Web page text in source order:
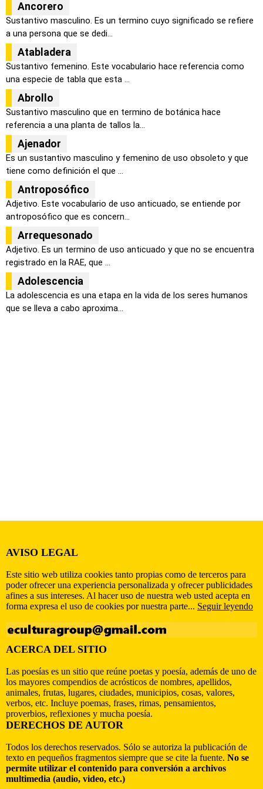
Ancorero
Sustantivo masculino. Es un termino cuyo significado se refiere
a una persona que se dedi...
Atabladera
Sustantivo femenino. Este vocabulario hace referencia como
una especie de tabla que esta ...
Abrollo
Sustantivo masculino que en termino de botánica hace
referencia a una planta de tallos la...
Ajenador
Es un sustantivo masculino y femenino de uso obsoleto y que
tiene como definición el que ...
Antroposófico
Adjetivo. Este vocabulario de uso anticuado, se entiende por
antroposófico que es concern...
Arrequesonado
Adjetivo. Es un termino de uso anticuado y que no se encuentra
registrado en la RAE, que ...
Adolescencia
La adolescencia es una etapa en la vida de los seres humanos
que se lleva a cabo aproxima...
AVISO LEGAL
Este sitio web utiliza cookies tanto propias como de terceros para
poder ofrecer una experiencia personalizada y ofrecer publicidades
afines a sus intereses. Al hacer uso de nuestra web usted acepta en
forma expresa el uso de cookies por nuestra parte... Seguir leyendo
ACERCA DEL SITIO
Las poesías es un sitio que reúne poetas y poesía, además de uno de
los mayores compendios de acrósticos de nombres, apellidos,
animales, frutas, lugares, ciudades, municipios, cosas, valores,
verbos, etc. Incluye poemas, frases, rimas, pensamientos,
proverbios, reflexiones y mucha poesía.
DERECHOS DE AUTOR
Todos los derechos reservados. Sólo se autoriza la publicación de
texto en pequeños fragmentos siempre que se cite la fuente. No se
permite utilizar el contenido para conversión a archivos
multimedia (audio, video, etc.)